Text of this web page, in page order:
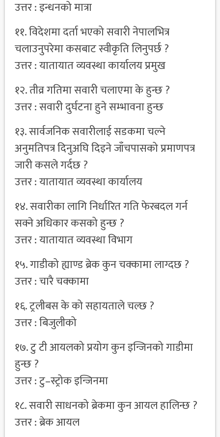
उत्तर : इन्धनको मात्रा
११. विदेशमा दर्ता भएको सवारी नेपालभित्र
चलाउनुपरेमा कसबाट स्वीकृति लिनुपर्छ ?
उत्तर : यातायात व्यवस्था कार्यालय प्रमुख
१२. तीव्र गतिमा सवारी चलाएमा के हुन्छ ?
उत्तर : सवारी दुर्घटना हुने सम्भावना हुन्छ
१३. सार्वजनिक सवारीलाई सडकमा चल्ने
अनुमतिपत्र दिनुअघि दिइने जाँचपासको प्रमाणपत्र
जारी कसले गर्दछ ?
उत्तर : यातायात व्यवस्था कार्यालय
१४. सवारीका लागि निर्धारित गति फेरबदल गर्न
सक्ने अधिकार कसको हुन्छ ?
उत्तर : यातायात व्यवस्था विभाग
१५. गाडीको ह्याण्ड ब्रेक कुन चक्कामा लाग्दछ ?
उत्तर : चारै चक्कामा
१६. ट्रलीबस के को सहायताले चल्छ ?
उत्तर : बिजुलीको
१७. टु टी आयलको प्रयोग कुन इन्जिनको गाडीमा
हुन्छ ?
उत्तर : टु–स्ट्रोक इन्जिनमा
१८. सवारी साधनको ब्रेकमा कुन आयल हालिन्छ ?
उत्तर : ब्रेक आयल